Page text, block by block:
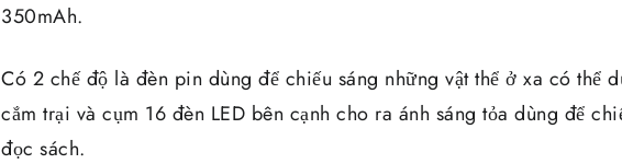
350mAh.
Có 2 chế độ là đèn pin dùng để chiếu sáng những vật thể ở xa có thể
cắm trại và cụm 16 đèn LED bên cạnh cho ra ánh sáng tỏa dùng để
đọc sách.